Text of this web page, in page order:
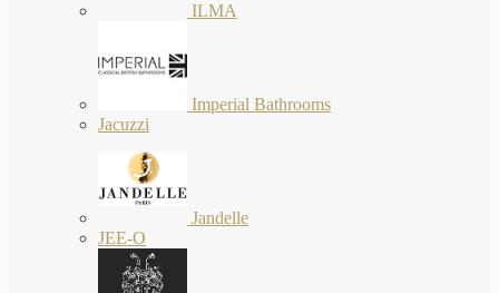
ILMA
Imperial Bathrooms
Jacuzzi
Jandelle
JEE-O